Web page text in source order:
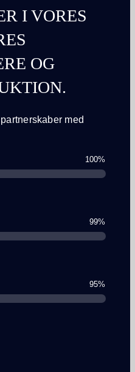
I VORES
OG
med
100%
99%
95%